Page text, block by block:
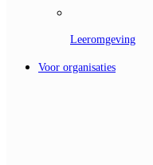
Leeromgeving
Voor organisaties